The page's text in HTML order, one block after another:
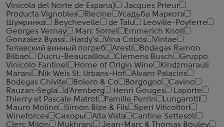
Vinicola del Norte de Espana)
Jacques Prieur
Producta Vignobles
Riecine
Усадьба Маркотх
Шумринка
Beychevelle de Talu
Leoville-Poyferre
Georges Vernay
Marc Sorrel
Emmerich Knoll
Gonzalez Byass
Hardy's Vina Cobos
Vintae
Телавский винный погреб
Aresti
Bodegas Ramon
Bilbao
Ducru-Beaucaillou Clemens Busch
Gruppo
Vinicolo Fantinel
Home of Origin Wine
Kindzmarauli
Marani
Nik Weis St. Urbans-Hof
Alvaro Palacios
Bodegas Chivite
Bolero & Co Borgogno
Cavino
Rauzan-Segla
d'Arenberg Henri Gouges
Laporte
Thierry et Pascale Matrot
Famille Perrin
Lungarotti
Mauro Molino
Simon Bize & Fils
Speri Viticoltori
Wineforces
Сикоры Alta Vista
Cantine Settesoli
Clerc Milon
Mukhrani
Jean-Marc & Thomas Bouley